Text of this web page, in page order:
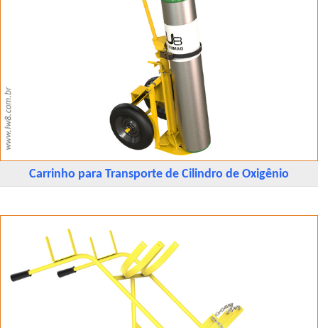
Carrinho para Transporte de Cilindro de Oxigênio